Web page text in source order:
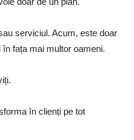
serviciul. Acum, este doar
fața mai multor oameni.
în clienți pe tot